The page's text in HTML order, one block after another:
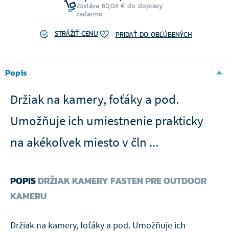
Zostáva 60,04 € do dopravy
zadarmo
STRÁŽIŤ CENU
PRIDAŤ DO OBĽÚBENÝCH
Popis
Držiak na kamery, foťáky a pod.
Umožňuje ich umiestnenie prakticky
na akékoľvek miesto v čln ...
POPISDRŽIAK KAMERY FASTEN PRE OUTDOOR
KAMERU
Držiak na kamery, foťáky a pod. Umožňuje ich